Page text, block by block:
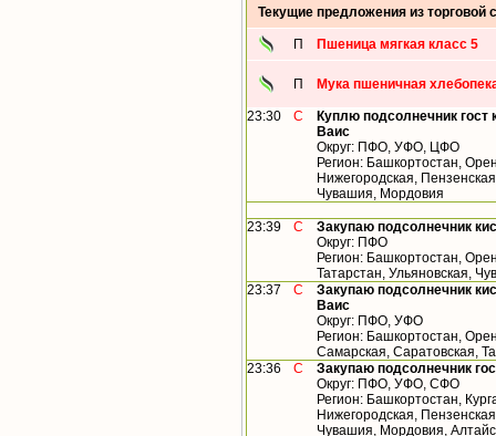
Текущие предложения из торговой
П Пшеница мягкая класс 5
П Мука пшеничная
23:30 С
Куплю подсолнечник
Ваис
Округ: ПФО, УФО, ЦФО
Регион: Башкортостан,
Нижегородская,
Чувашия, Мордовия
23:39 С
Закупаю подсолнечник
Округ: ПФО
Регион: Башкортостан,
Татарстан, Ульяновская,
23:37
С
Закупаю подсолнечник
Ваис
Округ: ПФО, УФО
Регион: Башкортостан,
Самарская, Саратовская,
23:36
С
Закупаю подсолнечник
Округ: ПФО, УФО, СФО
Регион: Башкортостан,
Нижегородская,
Чувашия, Мордовия,